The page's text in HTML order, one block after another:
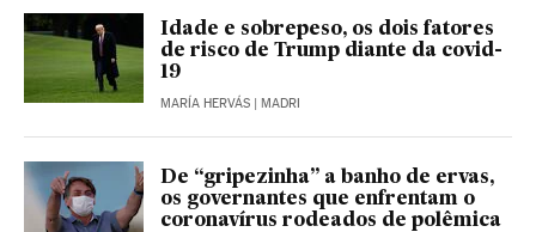
Idade e sobrepeso, os dois fatores
de risco de Trump diante da covid-
19
MARÍA HERVÁS | MADRI
De “gripezinha” a banho de ervas,
os governantes que enfrentam o
coronavírus rodeados de polêmica